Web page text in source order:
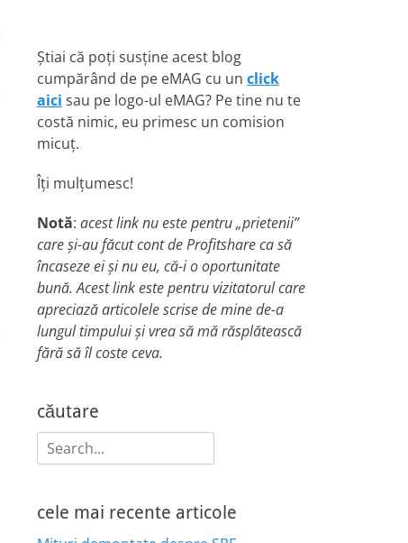
Știai că poți susține acest blog
cumpărând de pe eMAG cu un click
aici sau pe logo-ul eMAG? Pe tine nu te
costă nimic, eu primesc un comision
micuț.
Îți mulțumesc!
Notă: acest link nu este pentru „prietenii”
care și-au făcut cont de Profitshare ca să
încaseze ei și nu eu, că-i o oportunitate
bună. Acest link este pentru vizitatorul care
apreciază articolele scrise de mine de-a
lungul timpului și vrea să mă răsplătească
fără să îl coste ceva.
căutare
Search
for:
cele mai recente articole